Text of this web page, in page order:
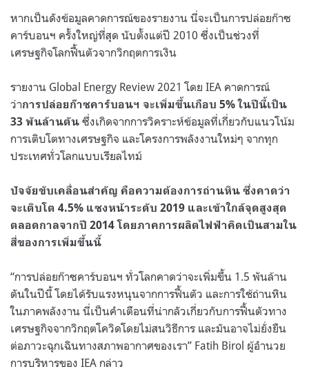
หากเป็นดังข้อมูลคาดการณ์ของรายงาน นี่จะเป็นการปล่อยก๊าซ
คาร์บอนฯ ครั้งใหญ่ที่สุด นับตั้งแต่ปี 2010 ซึ่งเป็นช่วงที่
เศรษฐกิจโลกฟื้นตัวจากวิกฤตการเงิน
รายงาน Global Energy Review 2021โดย IEA คาดการณ์
ว่าการปล่อยก๊าซคาร์บอนฯ จะเพิ่มขึ้นเกือบ 5%ในปีนี้เป็น
33 พันล้านตัน ซึ่งเกิดจากการวิคราะห์ข้อมูลที่เกี่ยวกับแนวโน้ม
การเติบโตทางเศรษฐกิจ และโครงการพลังงานใหม่ๆ จากทุก
ประเทศทั่วโลกแบบเรียลไทม์
ปัจจัยขับเคลื่อนสำคัญ คือความต้องการถ่านหิน ซึ่งคาดว่า
จะเติบโต 4.5% แซงหน้าระดับ 2019 และเข้าใกล้จุดสูงสุด
ตลอดกาลจากปี 2014โดยภาคการผลิตไฟฟ้าคิดเป็นสามใน
สี่ของการเพิ่มขึ้นนี้
“การปล่อยก๊าซคาร์บอนฯ ทั่วโลกคาดว่าจะเพิ่มขึ้น 1.5 พันล้าน
ตันในปีนี้ โดยได้รับแรงหนุนจากการฟื้นตัว และการใช้ถ่านหิน
ในภาคพลังงาน นี่เป็นคำเตือนที่น่ากลัวเกี่ยวกับการฟื้นตัวทาง
เศรษฐกิจจากวิกฤตโควิดโดยไม่สนวิธีการ และมันอาจไม่ยั่งยืน
ต่อภาวะฉุกเฉินทางสภาพอากาศของเรา” Fatih Birol ผู้อำนวย
การบริหารของ IEA กล่าว